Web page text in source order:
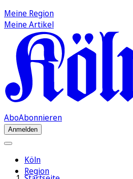
Meine Region
Meine Artikel
AboAbonnieren
Anmelden
Köln
Region